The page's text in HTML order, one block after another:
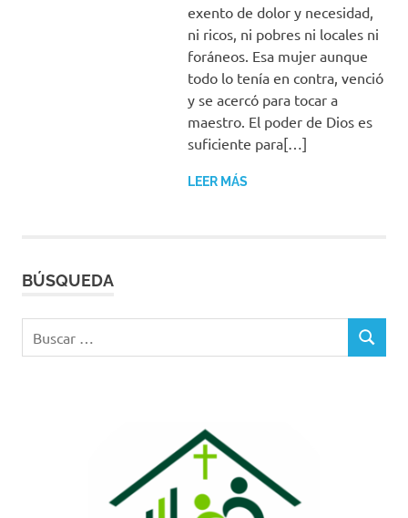
exento de dolor y necesidad,
ni ricos, ni pobres ni locales ni
foráneos. Esa mujer aunque
todo lo tenía en contra, venció
y se acercó para tocar a
maestro. El poder de Dios es
suficiente para[…]
LEER MÁS
BÚSQUEDA
BUSCAR